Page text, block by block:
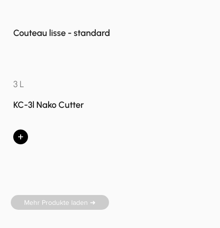
Couteau lisse - standard
3 L
KC-3l Nako Cutter
+
Mehr Produkte laden ➜